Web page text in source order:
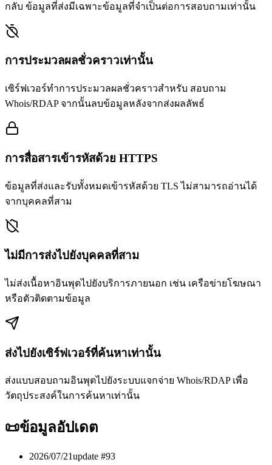
กลับ ข้อมูลที่ส่งมีเฉพาะข้อมูลที่จำเป็นต่อการสอบถามเท่านั้น
การประมวลผลชั่วคราวเท่านั้น
เซิร์ฟเวอร์ทำการประมวลผลชั่วคราวสำหรับ สอบถาม
Whois/RDAP จากนั้นลบข้อมูลหลังจากส่งผลลัพธ์
การสื่อสารเข้ารหัสด้วย HTTPS
ข้อมูลที่ส่งและรับทั้งหมดเข้ารหัสด้วย TLS ไม่สามารถอ่านได้
จากบุคคลที่สาม
ไม่มีการส่งไปยังบุคคลที่สาม
ไม่ส่งเนื้อหาอินพุตไปยังบริการภายนอก เช่น เครือข่ายโฆษณา
หรือตัวติดตามข้อมูล
ส่งไปยังเซิร์ฟเวอร์ที่ค้นหาเท่านั้น
ส่งแบบสอบถามอินพุตไปยังระบบแจกจ่าย Whois/RDAP เพื่อ
วัตถุประสงค์ในการค้นหาเท่านั้น
📜ข้อมูลอัปเดต
2026/07/21update #93